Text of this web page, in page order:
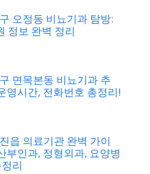
오정동 비뇨기과 탐방:
정보 완벽 정리
면목본동 비뇨기과 추
영시간, 전화번호 총정리!
읍 의료기관 완벽 가이
부인과, 정형외과, 요양병
리